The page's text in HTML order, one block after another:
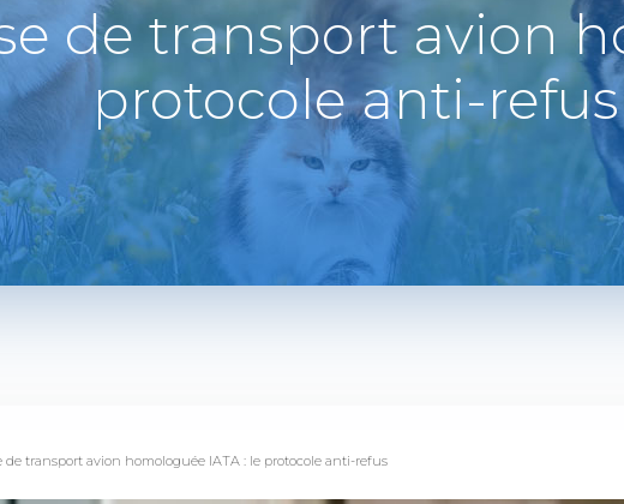
de transport avion
protocole anti-refus
de transport avion homologuée IATA : le protocole anti-refus